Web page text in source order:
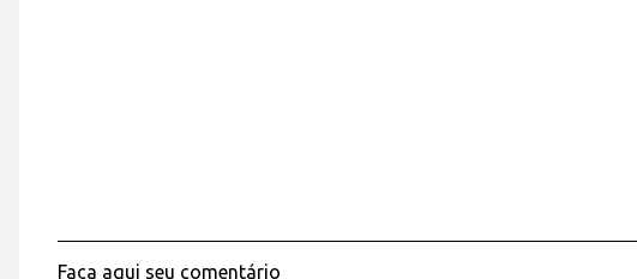
Faça aqui seu comentário